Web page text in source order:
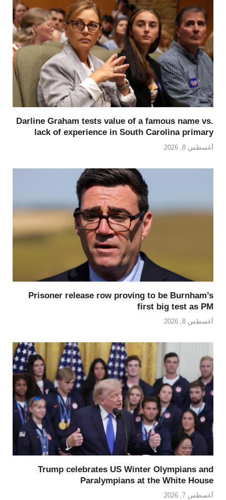
Darline Graham tests value of a famous name vs.
lack of experience in South Carolina primary
أغسطس 8, 2026
Prisoner release row proving to be Burnham’s
first big test as PM
أغسطس 8, 2026
Trump celebrates US Winter Olympians and
Paralympians at the White House
أغسطس 7, 2026